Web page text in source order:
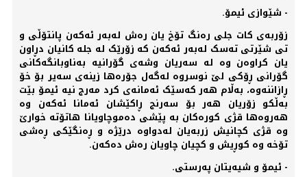
- شێوازی ئیمۆ.
زۆربەی کات جلی رەنگ تۆخ یان رەش لەبەر ئەکەن پانتۆڵی و
تی شێرتی تەسک لەبەر ئەکەن کە زۆرێک لە جلە کانیان دڕاون
یان کراوەن وە لە سەریان وشەی گۆرانیە بەناوبانگەکانی
گۆرانی ڕۆکی لێ نوسروە لەگەل جۆرەها زینەی سەیر بۆ خۆ
ڕازاننەوە، بەڵام هەر کەسێک ئەمانەی کرد مەرج نیە ئیمۆ بێت
بەڵکو زۆریان هەر بۆ سەرنج ڕاکێشان ئەمانا ئەکەن وە
هەروەها قژی کورەکان بە پێشی دەموچاویانا هاتۆتە خوارێ
وە قژی کچانیش زربەیان لەدواوە درێژە و ڕەنگێکی ڕەشی
تۆخە وە کوڕیش و کچیان چاویان رەش دەکەن.
- ئیمۆ و شیەیتان پەرستی.